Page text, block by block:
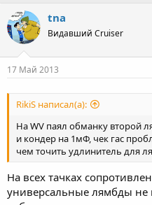
tna
Видавший Cruiser
17 Май 2013
RikiS написал(а):
На WV паял обманку второй
и кондер на 1мФ, чек гас
чем точить удлинитель для
На всех тачках
универсальные лямбды не